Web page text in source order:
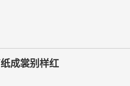
成裳别样红